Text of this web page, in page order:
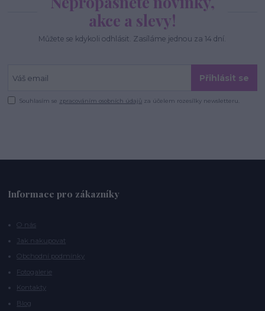
akce a slevy!
Můžete se kdykoli odhlásit. Zasíláme jednou za 14 dní.
Přihlásit se
Souhlasím se zpracováním osobních údajů za účelem rozesílky newsletteru.
Informace pro zákazníky
O nás
Jak nakupovat
Obchodní podmínky
Fotogalerie
Kontakty
Blog